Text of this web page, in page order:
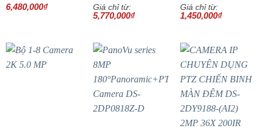
6,480,000₫ Giá chỉ từ:
5,770,000₫
Giá chỉ từ:
1,450,000₫